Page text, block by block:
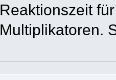
Reaktionszeit
Multiplikatoren.